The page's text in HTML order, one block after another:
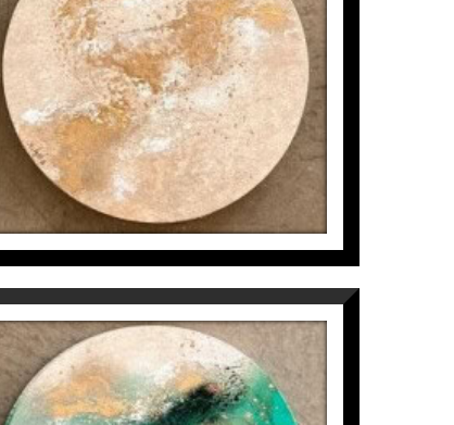
(5/6)
Inés Valls Fortuny
300€
MICROCOSMOS IN CIRCLE